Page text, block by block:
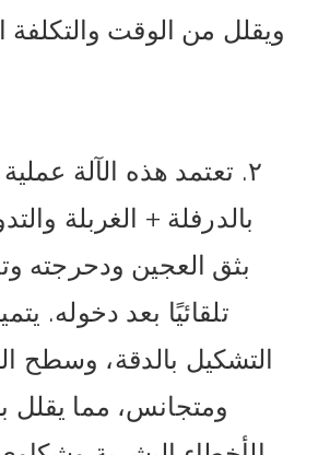
ويقلل من الوقت والتكلفة
٢. تعتمد هذه الآلة
بالدرفلة + الغربلة
بثق العجين ودحرجته
تلقائيًا بعد دخوله.
التشكيل بالدقة، وسطح
ومتجانس، مما يقلل